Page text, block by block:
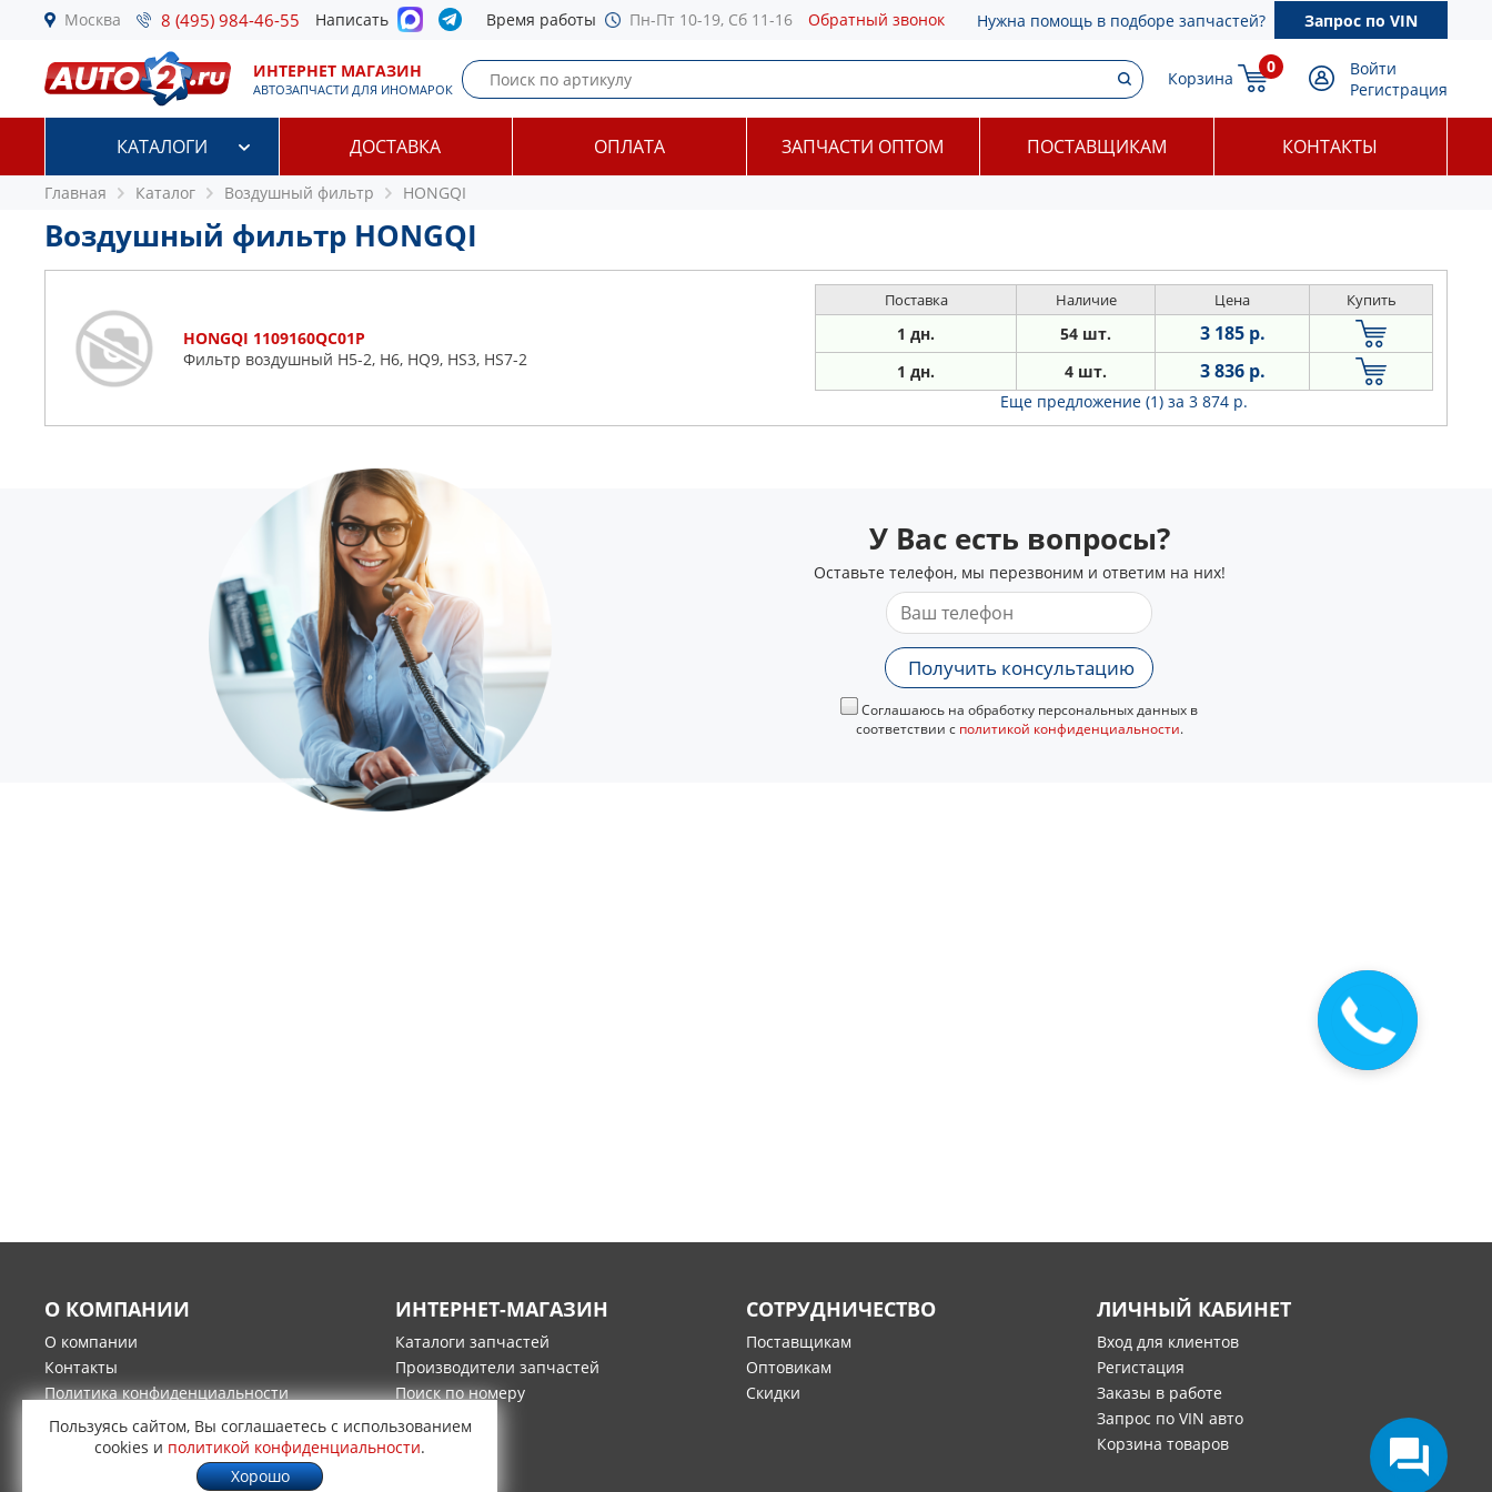
Москва 8 (495) 984-46-55 Написать Время работы Пн-Пт 10-19, Сб 11-16 Обратный звонок Нужна помощь в подборе запчастей? Запрос по VIN
ИНТЕРНЕТ МАГАЗИН
АВТОЗАПЧАСТИ ДЛЯ ИНОМАРОК
Корзина
0
Войти
Регистрация
КАТАЛОГИ ДОСТАВКА ОПЛАТА ЗАПЧАСТИ ОПТОМ ПОСТАВЩИКАМ КОНТАКТЫ
Главная Каталог Воздушный фильтр HONGQI
Воздушный фильтр HONGQI
HONGQI 1109160QC01P
Фильтр воздушный H5-2, H6, HQ9, HS3, HS7-2
Поставка Наличие Цена Купить
1 дн. 54 шт. 3 185 р.
1 дн. 4 шт. 3 836 р.
Еще предложение (1) за 3 874 р.
У Вас есть вопросы?
Оставьте телефон, мы перезвоним и ответим на них!
Получить консультацию
Соглашаюсь на обработку персональных данных в
соответствии с политикой конфиденциальности.
О КОМПАНИИ
О компании
Контакты
Политика конфиденциальности
Гарантия и возврат товара
ИНТЕРНЕТ-МАГАЗИН
Каталоги запчастей
Производители запчастей
Поиск по номеру
Оплата
Доставка
СОТРУДНИЧЕСТВО
Поставщикам
Оптовикам
Скидки
ЛИЧНЫЙ КАБИНЕТ
Вход для клиентов
Регистация
Заказы в работе
Запрос по VIN авто
Корзина товаров
Пользуясь сайтом, Вы соглашаетесь с использованием
cookies и политикой конфиденциальности.
Хорошо
Закажите
звонок